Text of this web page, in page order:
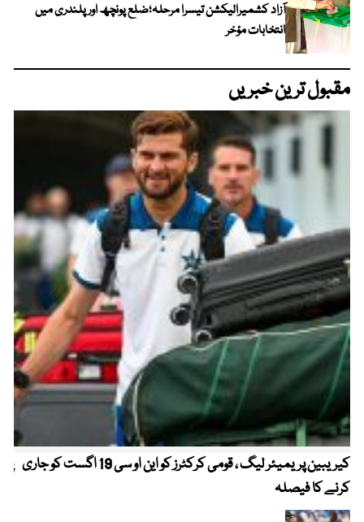
آزاد کشمیرالیکشن تیسرا مرحلہ؛ضلع پونچھ اور پلندری میں
انتخابات مؤخر
مقبول ترین خبریں
کیریبین پریمیئر لیگ ، قومی کرکٹرز کو این او سی 19 اگست کو جاری
کرنے کا فیصلہ